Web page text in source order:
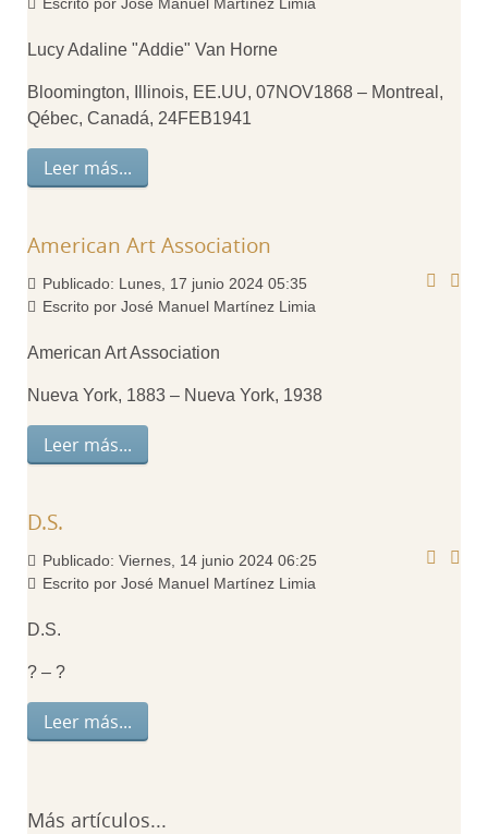
Lucy Adaline "Addie" Van Horne
Bloomington, Illinois, EE.UU, 07NOV1868 – Montreal,
Qébec, Canadá, 24FEB1941
Leer más...
American Art Association
Publicado: Lunes, 17 junio 2024 05:35
Escrito por José Manuel Martínez Limia
American Art Association
Nueva York, 1883 – Nueva York, 1938
Leer más...
D.S.
Publicado: Viernes, 14 junio 2024 06:25
Escrito por José Manuel Martínez Limia
D.S.
? – ?
Leer más...
Más artículos...